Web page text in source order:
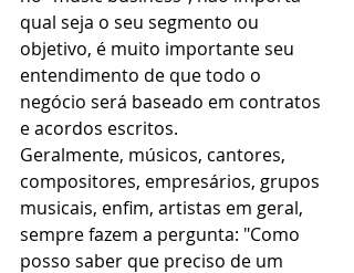
qual seja o seu segmento ou
objetivo, é muito importante seu
entendimento de que todo o
negócio será baseado em contratos
e acordos escritos.
Geralmente, músicos, cantores,
compositores, empresários, grupos
musicais, enfim, artistas em geral,
sempre fazem a pergunta: "Como
posso saber que preciso de um